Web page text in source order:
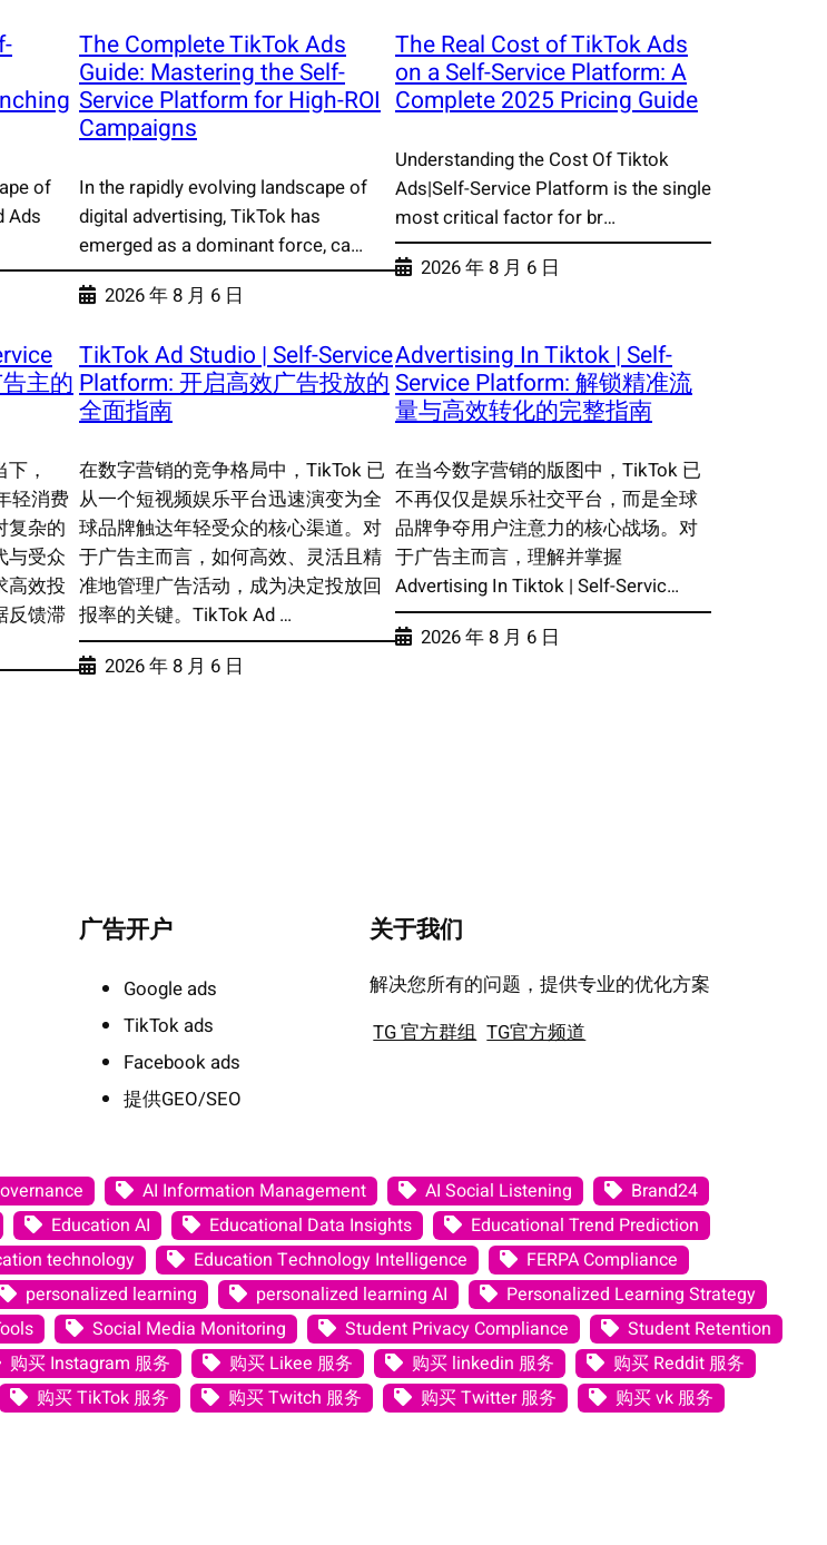
of
Ads
The Complete TikTok Ads
Guide: Mastering the Self-
Service Platform for High-ROI
Campaigns
In the rapidly evolving landscape of
digital advertising, TikTok has
emerged as a dominant force, ca…
2026 年 8 月 6 日
The Real Cost of TikTok Ads
on a Self-Service Platform: A
Complete 2025 Pricing Guide
Understanding the Cost Of Tiktok
Ads|Self-Service Platform is the single
most critical factor for br…
2026 年 8 月 6 日
主的
，
轻消费
复杂的
与受众
高效投
反馈滞
TikTok Ad Studio | Self-Service
Platform: 开启高效广告投放的
全面指南
在数字营销的竞争格局中，TikTok 已
从一个短视频娱乐平台迅速演变为全
球品牌触达年轻受众的核心渠道。对
于广告主而言，如何高效、灵活且精
准地管理广告活动，成为决定投放回
报率的关键。TikTok Ad …
2026 年 8 月 6 日
Advertising In Tiktok | Self-
Service Platform: 解锁精准流
量与高效转化的完整指南
在当今数字营销的版图中，TikTok 已
不再仅仅是娱乐社交平台，而是全球
品牌争夺用户注意力的核心战场。对
于广告主而言，理解并掌握
Advertising In Tiktok | Self-Servic…
2026 年 8 月 6 日
广告开户
Google ads
TikTok ads
Facebook ads
提供GEO/SEO
关于我们
解决您所有的问题，提供专业的优化方案
TG 官方群组 TG官方频道
AI Information Management AI Social Listening
Brand24
Education AI Educational Data Insights
Educational Trend Prediction
technology Education Technology Intelligence
FERPA Compliance
personalized learning personalized learning AI
Personalized Learning Strategy
Social Media Monitoring Student Privacy Compliance
Student Retention
购买 Instagram 服务 购买 Likee 服务 购买 linkedin 服务
购买 Reddit 服务
购买 TikTok 服务 购买 Twitch 服务 购买 Twitter 服务
购买 vk 服务